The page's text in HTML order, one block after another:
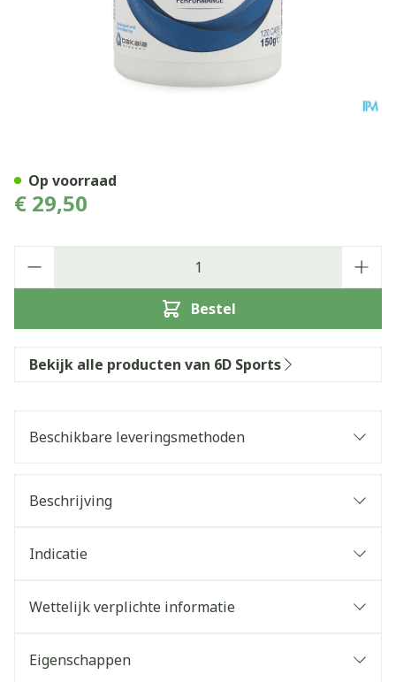
€ 29,50
Bestel
Op voorraad
Bekijk alle producten van 6D Sports
Beschikbare leveringsmethoden
Beschrijving
Indicatie
Wettelijk verplichte informatie
Eigenschappen